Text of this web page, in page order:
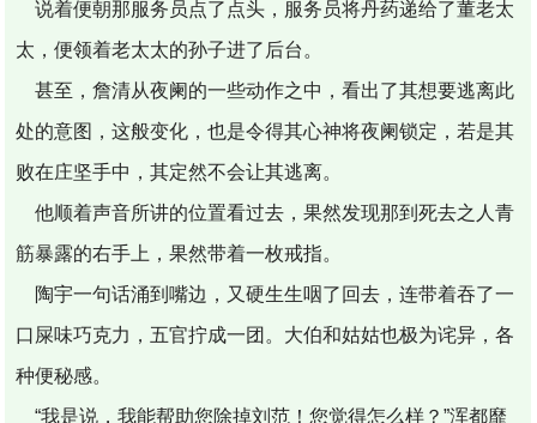
说着便朝那服务员点了点头，服务员将丹药递给了董老太
太，便领着老太太的孙子进了后台。
甚至，詹清从夜阑的一些动作之中，看出了其想要逃离此
处的意图，这般变化，也是令得其心神将夜阑锁定，若是其
败在庄坚手中，其定然不会让其逃离。
他顺着声音所讲的位置看过去，果然发现那到死去之人青
筋暴露的右手上，果然带着一枚戒指。
陶宇一句话涌到嘴边，又硬生生咽了回去，连带着吞了一
口屎味巧克力，五官拧成一团。大伯和姑姑也极为诧异，各
种便秘感。
“我是说，我能帮助您除掉刘范！您觉得怎么样？”浑都靡